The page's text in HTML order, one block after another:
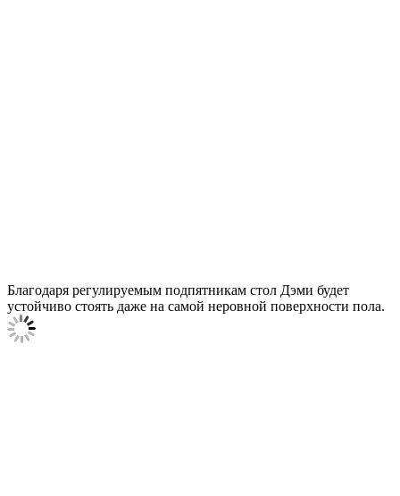
Благодаря регулируемым подпятникам стол Дэми будет
устойчиво стоять даже на самой неровной поверхности пола.